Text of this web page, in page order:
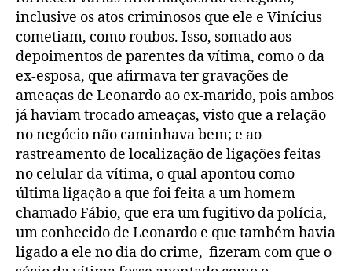
inclusive os atos criminosos que ele e Vinícius
cometiam, como roubos. Isso, somado aos
depoimentos de parentes da vítima, como o da
ex-esposa, que afirmava ter gravações de
ameaças de Leonardo ao ex-marido, pois ambos
já haviam trocado ameaças, visto que a relação
no negócio não caminhava bem; e ao
rastreamento de localização de ligações feitas
no celular da vítima, o qual apontou como
última ligação a que foi feita a um homem
chamado Fábio, que era um fugitivo da polícia,
um conhecido de Leonardo e que também havia
ligado a ele no dia do crime, fizeram com que o